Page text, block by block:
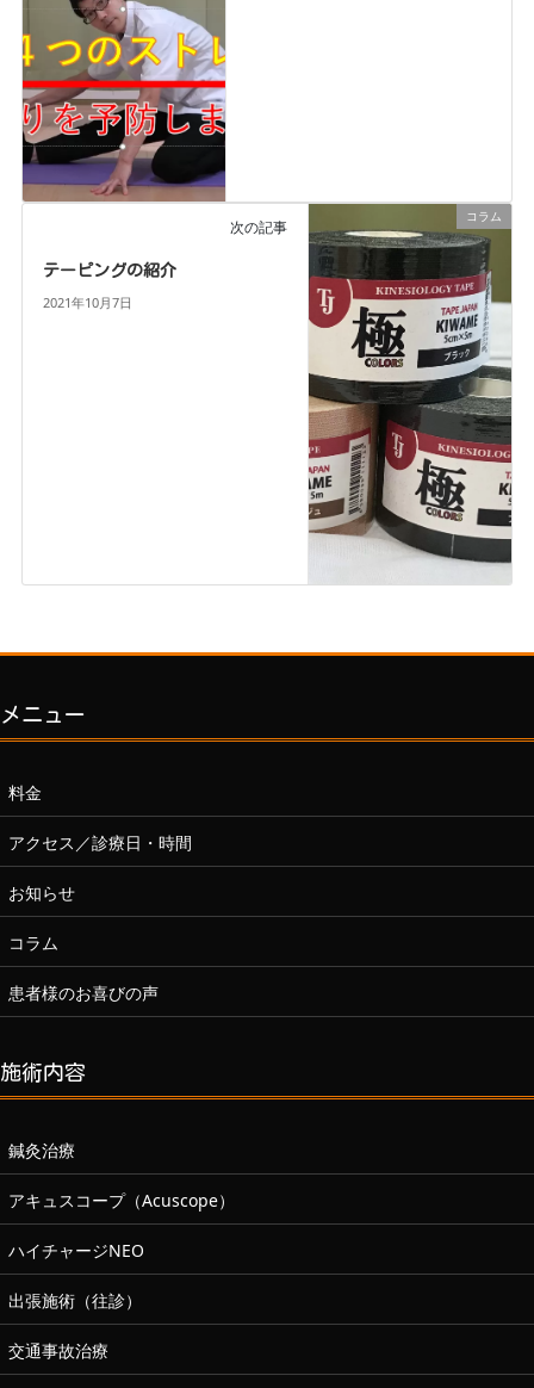
コラム
次の記事
テーピングの紹介
2021年10月7日
メニュー
料金
アクセス／診療日・時間
お知らせ
コラム
患者様のお喜びの声
施術内容
鍼灸治療
アキュスコープ（Acuscope）
ハイチャージNEO
出張施術（往診）
交通事故治療